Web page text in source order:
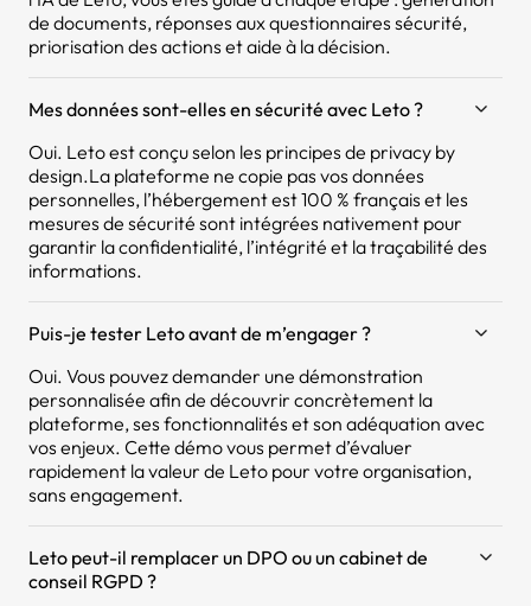
de documents, réponses aux questionnaires sécurité,
priorisation des actions et aide à la décision.
Mes données sont-elles en sécurité avec Leto ?
Oui. Leto est conçu selon les principes de privacy by
design.La plateforme ne copie pas vos données
personnelles, l’hébergement est 100 % français et les
mesures de sécurité sont intégrées nativement pour
garantir la confidentialité, l’intégrité et la traçabilité des
informations.
Puis-je tester Leto avant de m’engager ?
Oui. Vous pouvez demander une démonstration
personnalisée afin de découvrir concrètement la
plateforme, ses fonctionnalités et son adéquation avec
vos enjeux. Cette démo vous permet d’évaluer
rapidement la valeur de Leto pour votre organisation,
sans engagement.
Leto peut-il remplacer un DPO ou un cabinet de
conseil RGPD ?